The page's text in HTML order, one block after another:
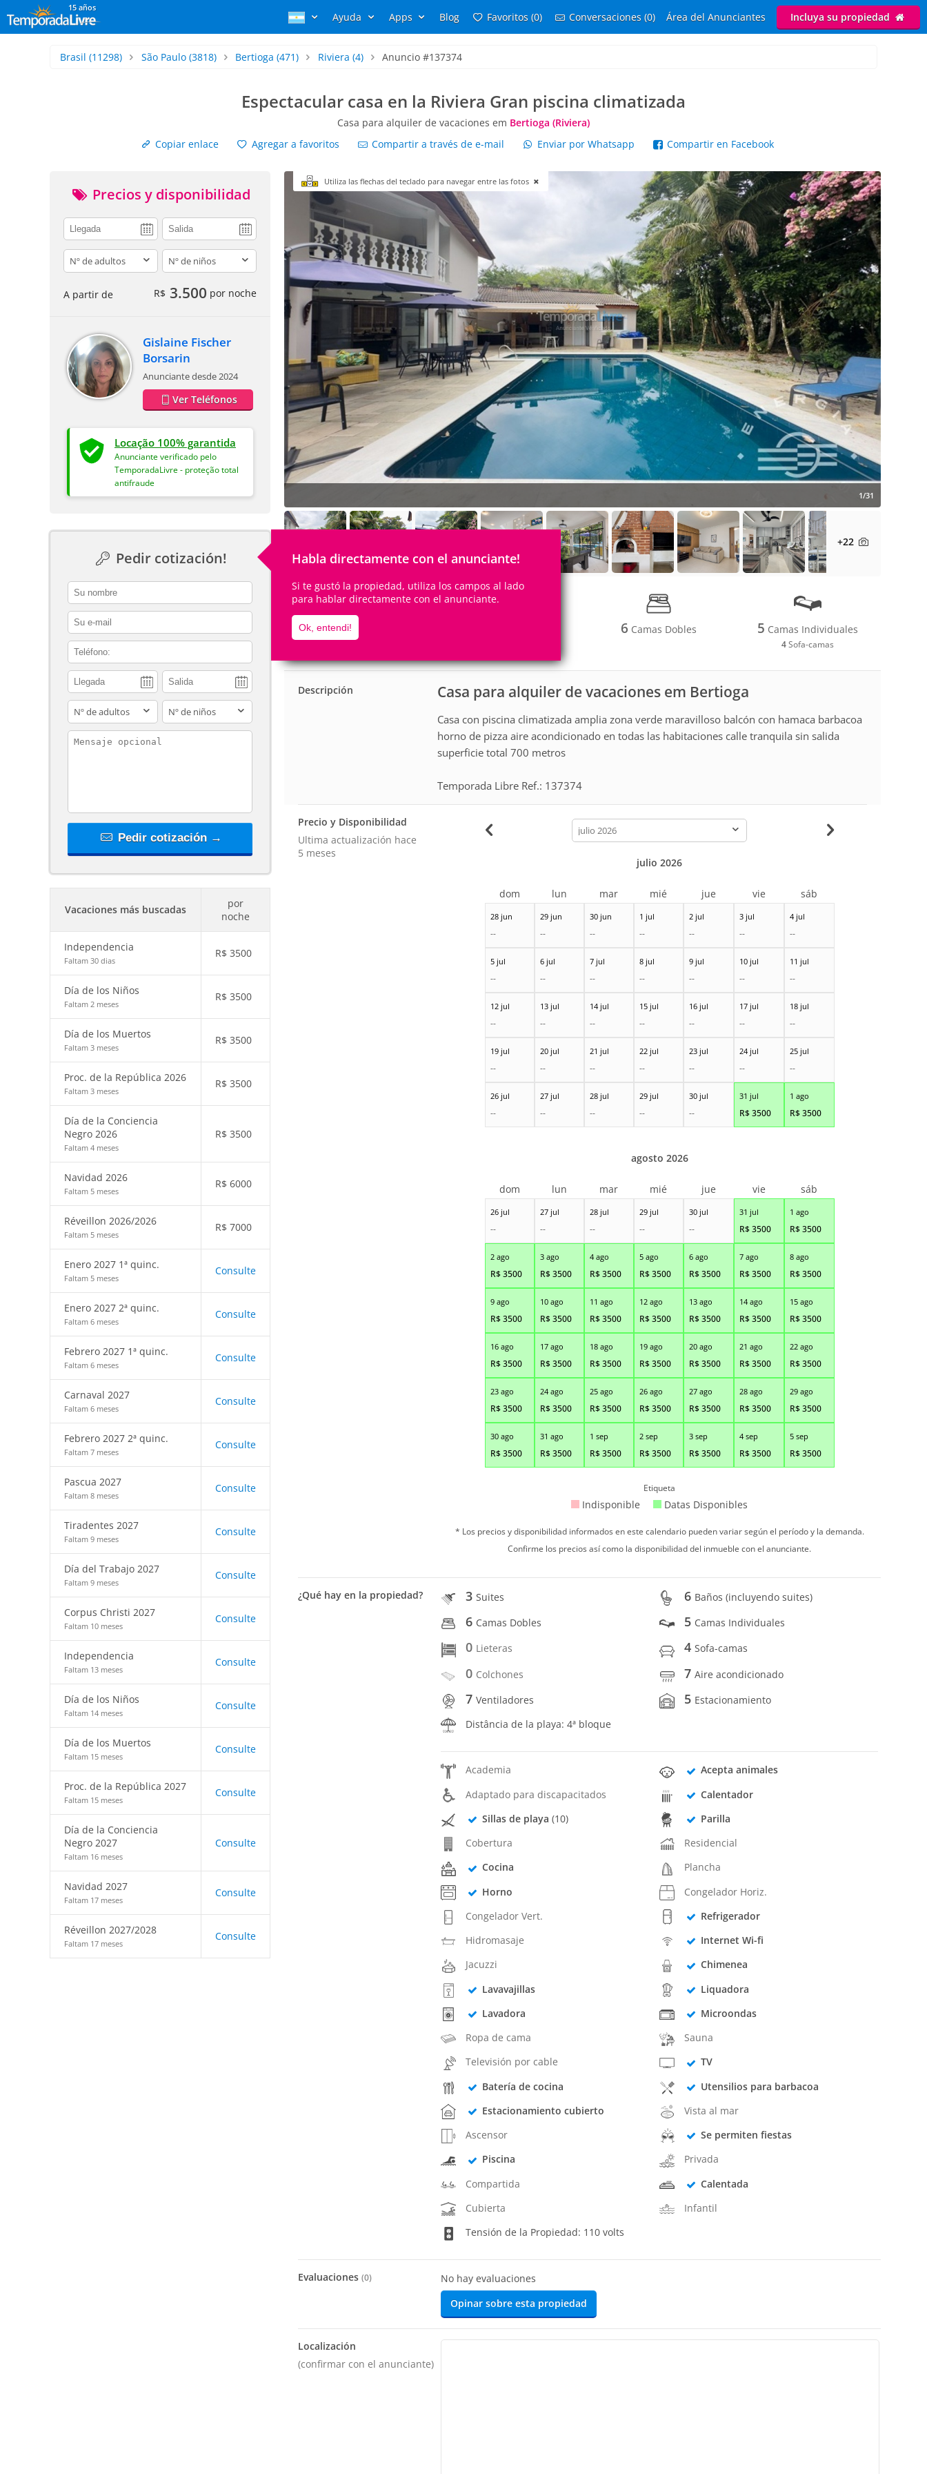
15 años
Ayuda Apps Blog Favoritos (0) Conversaciones (0) Área del Anunciantes Incluya su propiedad
Brasil (11298) São Paulo(3818) Bertioga (471) Riviera (4) Anuncio #137374
Espectacular casa en la Riviera Gran piscina climatizada
Casa para alquiler de vacaciones em Bertioga (Riviera)
Copiar enlace
Agregar a favoritos Compartir a través de e-mail Enviar por Whatsapp Compartir en Facebook
Precios y disponibilidad
adults children
A partir de R$ 3.500 por noche
Gislaine Fischer
Borsarin
Anunciante desde 2024
Ver Teléfonos
Locação 100% garantida
Anunciante verificado pelo
TemporadaLivre - proteção total
antifraude
Pedir cotización! Habla directamente con el anunciante!
Si te gustó la propiedad, utiliza los campos al lado
para hablar directamente con el anunciante.
Ok, entendi!
contact_name
contact_email
contact_phone
adults children
contact_message
Pedir cotización →
Vacaciones más buscadas
por
noche
Independencia
Faltam 30 dias
R$ 3500
Día de los Niños
Faltam 2 meses
R$ 3500
Día de los Muertos
Faltam 3 meses
R$ 3500
Proc. de la República 2026
Faltam 3 meses
R$ 3500
Día de la Conciencia
Negro 2026
Faltam 4 meses
R$ 3500
Navidad 2026
Faltam 5 meses
R$ 6000
Réveillon 2026/2026
Faltam 5 meses
R$ 7000
Enero 2027 1ª quinc.
Faltam 5 meses
Consulte
Enero 2027 2ª quinc.
Faltam 6 meses
Consulte
Febrero 2027 1ª quinc.
Faltam 6 meses
Consulte
Carnaval 2027
Faltam 6 meses
Consulte
Febrero 2027 2ª quinc.
Faltam 7 meses
Consulte
Pascua 2027
Faltam 8 meses
Consulte
Tiradentes 2027
Faltam 9 meses
Consulte
Día del Trabajo 2027
Faltam 9 meses
Consulte
Corpus Christi 2027
Faltam 10 meses
Consulte
Independencia
Faltam 13 meses
Consulte
Día de los Niños
Faltam 14 meses
Consulte
Día de los Muertos
Faltam 15 meses
Consulte
Proc. de la República 2027
Faltam 15 meses
Consulte
Día de la Conciencia
Negro 2027
Faltam 16 meses
Consulte
Navidad 2027
Faltam 17 meses
Consulte
Réveillon 2027/2028
Faltam 17 meses
Consulte
Utiliza las flechas del teclado para navegar entre las fotos
1/31
+22
20Personas 6 Camas Dobles 5 Camas Individuales
4Sofa-camas
Casa para alquiler de vacaciones em Bertioga
Descripción
Casa con piscina climatizada amplia zona verde maravilloso balcón con hamaca barbacoa
horno de pizza aire acondicionado en todas las habitaciones calle tranquila sin salida
superficie total 700 metros
Temporada Libre Ref.: 137374
Precio y Disponibilidad
Ultima actualización hace
5 meses
calendar-
month
28 jun
--
29 jun
--
30 jun
--
1 jul
--
2 jul
--
3 jul
--
4 jul
--
5 jul
--
6 jul
--
7 jul
--
8 jul
--
9 jul
--
10 jul
--
11 jul
--
12 jul
--
13 jul
--
14 jul
--
15 jul
--
16 jul
--
17 jul
--
18 jul
--
19 jul
--
20 jul
--
21 jul
--
22 jul
--
23 jul
--
24 jul
--
25 jul
--
26 jul
--
27 jul
--
28 jul
--
29 jul
--
30 jul
--
31 jul
R$3500
1 ago
R$3500
julio 2026
dom lun mar mié jue vie sáb
26 jul
--
27 jul
--
28 jul
--
29 jul
--
30 jul
--
31 jul
R$3500
1 ago
R$3500
2 ago
R$3500
3 ago
R$3500
4 ago
R$3500
5 ago
R$3500
6 ago
R$3500
7 ago
R$3500
8 ago
R$3500
9 ago
R$3500
10 ago
R$3500
11 ago
R$3500
12 ago
R$3500
13 ago
R$3500
14 ago
R$3500
15 ago
R$3500
16 ago
R$3500
17 ago
R$3500
18 ago
R$3500
19 ago
R$3500
20 ago
R$3500
21 ago
R$3500
22 ago
R$3500
23 ago
R$3500
24 ago
R$3500
25 ago
R$3500
26 ago
R$3500
27 ago
R$3500
28 ago
R$3500
29 ago
R$3500
30 ago
R$3500
31 ago
R$3500
1 sep
R$3500
2 sep
R$3500
3 sep
R$3500
4 sep
R$3500
5 sep
R$3500
agosto 2026
dom lun mar mié jue vie sáb
Etiqueta
Indisponible Datas Disponibles
* Los precios y disponibilidad informados en este calendario pueden variar según el período y la demanda.
Confirme los precios así como la disponibilidad del inmueble con el anunciante.
¿Qué hay en la propiedad? 3Suites 6 Baños (incluyendo suites)
6 Camas Dobles 5 Camas Individuales
0 Lieteras 4Sofa-camas
0 Colchones 7Aire acondicionado
7Ventiladores 5 Estacionamiento
Distância de la playa: 4ª bloque
Academia
Acepta animales
Adaptado para discapacitados
Calentador
Sillas de playa (10)
Parilla
Cobertura
Residencial
Cocina
Plancha
Horno
Congelador Horiz.
Congelador Vert.
Refrigerador
Hidromasaje
Internet Wi-fi
Jacuzzi
Chimenea
Lavavajillas
Liquadora
Lavadora
Microondas
Ropa de cama
Sauna
Televisión por cable
TV
Batería de cocina
Utensilios para barbacoa
Estacionamiento cubierto
Vista al mar
Ascensor
Se permiten fiestas
Piscina
Privada
Compartida
Calentada
Cubierta
Infantil
Tensión de la Propiedad: 110 volts
Evaluaciones (0)
No hay evaluaciones
Opinar sobre esta propiedad
Localización
(confirmar con el anunciante)